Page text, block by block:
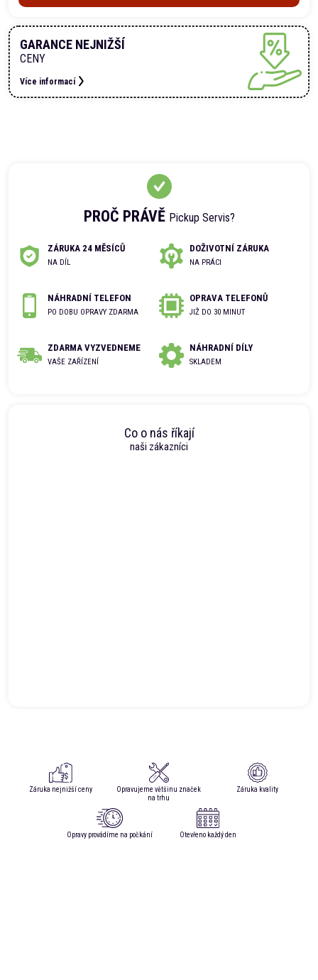
PROČ PRÁVĚ Pickup Servis?
ZÁRUKA 24 MĚSÍCŮ
NA DÍL
DOŽIVOTNÍ ZÁRUKA
NA PRÁCI
NÁHRADNÍ TELEFON
PO DOBU OPRAVY ZDARMA
OPRAVA TELEFONŮ
JIŽ DO 30 MINUT
ZDARMA VYZVEDNEME
VAŠE ZAŘÍZENÍ
NÁHRADNÍ DÍLY
SKLADEM
Co o nás říkají
naši zákazníci
GARANCE NEJNIŽŠÍ
CENY
Více informací
Záruka nejnižší ceny
Opravujeme většinu značek
na trhu
Záruka kvality
Opravy provádíme na počkání Otevřeno každý den